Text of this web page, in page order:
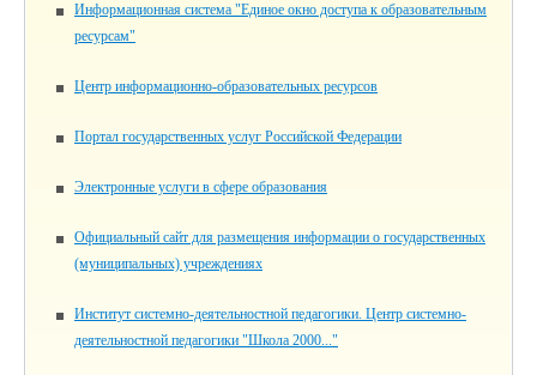
Информационная система "Единое окно доступа к образовательным
ресурсам"
Центр информационно-образовательных ресурсов
Портал государственных услуг Российской Федерации
Электронные услуги в сфере образования
Официальный сайт для размещения информации о государственных
(муниципальных) учреждениях
Институт системно-деятельностной педагогики. Центр системно-
деятельностной педагогики "Школа 2000..."